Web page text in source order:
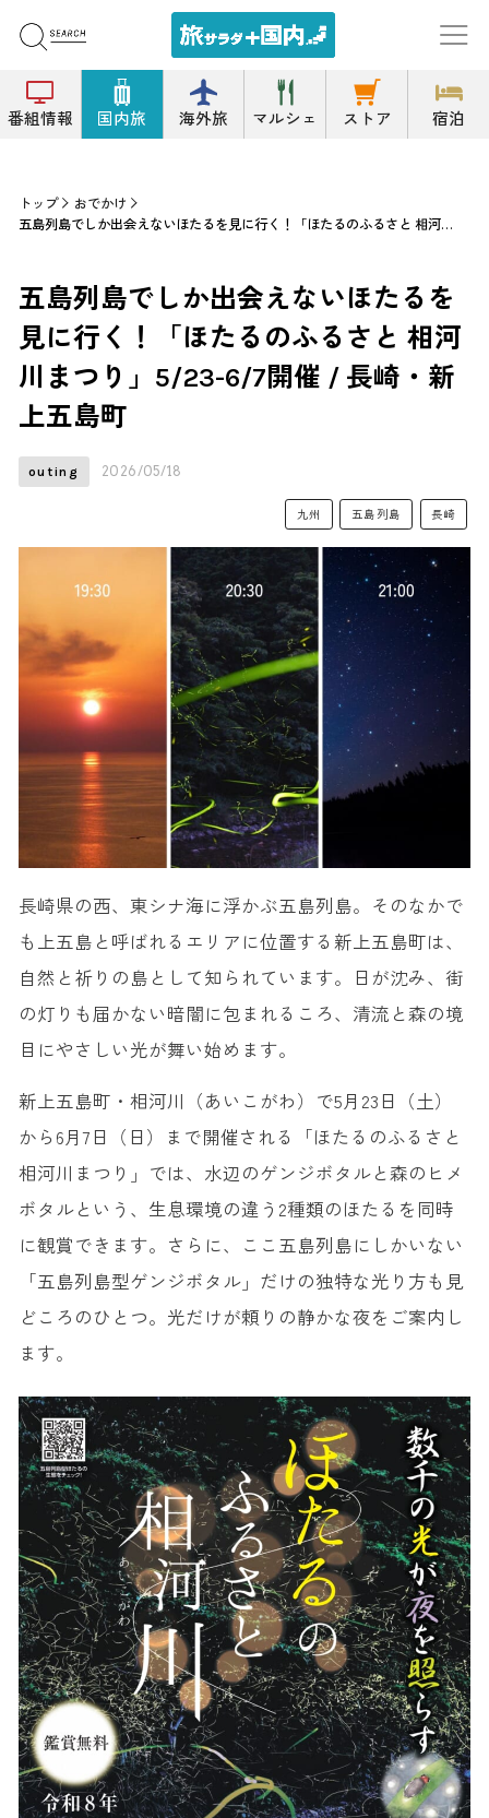
番組情報 国内旅 海外旅 マルシェ ストア 宿泊
トップ
おでかけ
五島列島でしか出会えないほたるを見に行く！「ほたるのふるさと 相河川まつり」5/23-6/7開催 / 長崎・新上五島町
五島列島でしか出会えないほたるを
見に行く！「ほたるのふるさと 相河
川まつり」5/23-6/7開催 / 長崎・新
上五島町
outing 2026/05/18
九州 五島列島 長崎
長崎県の西、東シナ海に浮かぶ五島列島。そのなかで
も上五島と呼ばれるエリアに位置する新上五島町は、
自然と祈りの島として知られています。日が沈み、街
の灯りも届かない暗闇に包まれるころ、清流と森の境
目にやさしい光が舞い始めます。
新上五島町・相河川（あいこがわ）で5月23日（土）
から6月7日（日）まで開催される「ほたるのふるさと
相河川まつり」では、水辺のゲンジボタルと森のヒメ
ボタルという、生息環境の違う2種類のほたるを同時
に観賞できます。さらに、ここ五島列島にしかいない
「五島列島型ゲンジボタル」だけの独特な光り方も見
どころのひとつ。光だけが頼りの静かな夜をご案内し
ます。